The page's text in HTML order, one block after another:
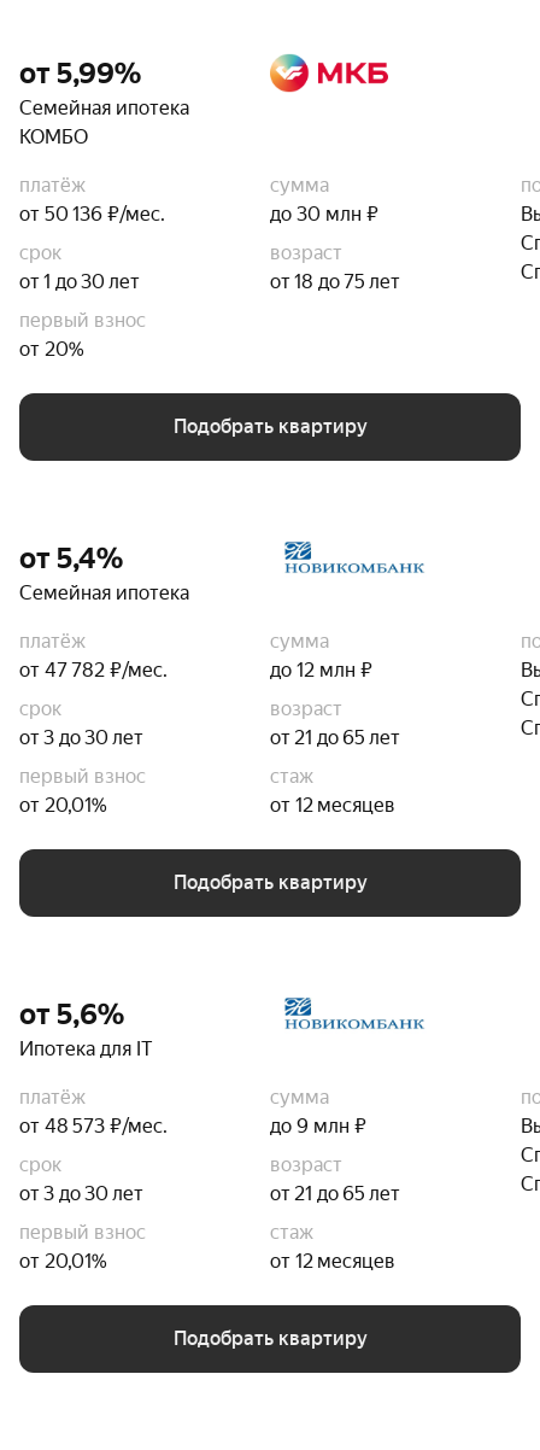
от 5,99%
Семейная ипотека
КОМБО
платёж
от 50 136 ₽/мес.
сумма
до 30 млн ₽
срок
от 1 до 30 лет
возраст
от 18 до 75 лет
первый взнос
от 20%
Подобрать квартиру
от 5,4%
Семейная ипотека
платёж
от 47 782 ₽/мес.
сумма
до 12 млн ₽
срок
от 3 до 30 лет
возраст
от 21 до 65 лет
первый взнос
от 20,01%
стаж
от 12 месяцев
Подобрать квартиру
от 5,6%
Ипотека для IT
платёж
от 48 573 ₽/мес.
сумма
до 9 млн ₽
срок
от 3 до 30 лет
возраст
от 21 до 65 лет
первый взнос
от 20,01%
стаж
от 12 месяцев
Подобрать квартиру